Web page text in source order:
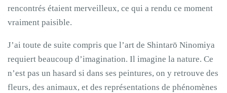
rencontrés étaient merveilleux, ce qui a rendu ce moment
vraiment paisible.
J’ai toute de suite compris que l’art de Shintarō Ninomiya
requiert beaucoup d’imagination. Il imagine la nature. Ce
n’est pas un hasard si dans ses peintures, on y retrouve des
fleurs, des animaux, et des représentations de phénomènes